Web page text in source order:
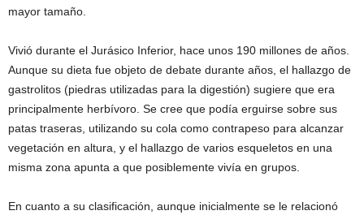
mayor tamaño.
Vivió durante el Jurásico Inferior, hace unos 190 millones de años.
Aunque su dieta fue objeto de debate durante años, el hallazgo de
gastrolitos (piedras utilizadas para la digestión) sugiere que era
principalmente herbívoro. Se cree que podía erguirse sobre sus
patas traseras, utilizando su cola como contrapeso para alcanzar
vegetación en altura, y el hallazgo de varios esqueletos en una
misma zona apunta a que posiblemente vivía en grupos.
En cuanto a su clasificación, aunque inicialmente se le relacionó